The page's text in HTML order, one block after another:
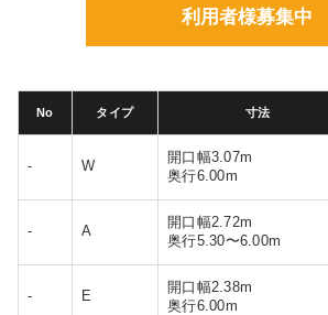
利用者様募集中
No タイプ 寸法
- W
開口幅3.07m
奥行6.00m
- A
開口幅2.72m
奥行5.30〜6.00m
- E
開口幅2.38m
奥行6.00m